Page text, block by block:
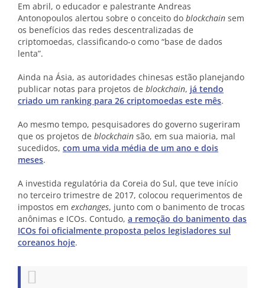
Em abril, o educador e palestrante Andreas
Antonopoulos alertou sobre o conceito do blockchain sem
os benefícios das redes descentralizadas de
criptomoedas, classificando-o como “base de dados
lenta”.
Ainda na Ásia, as autoridades chinesas estão planejando
publicar notas para projetos de blockchain, já tendo
criado um ranking para 26 criptomoedas este mês.
Ao mesmo tempo, pesquisadores do governo sugeriram
que os projetos de blockchain são, em sua maioria, mal
sucedidos, com uma vida média de um ano e dois
meses.
A investida regulatória da Coreia do Sul, que teve início
no terceiro trimestre de 2017, colocou requerimentos de
impostos em exchanges, junto com o banimento de trocas
anônimas e ICOs. Contudo, a remoção do banimento das
ICOs foi oficialmente proposta pelos legisladores sul
coreanos hoje.